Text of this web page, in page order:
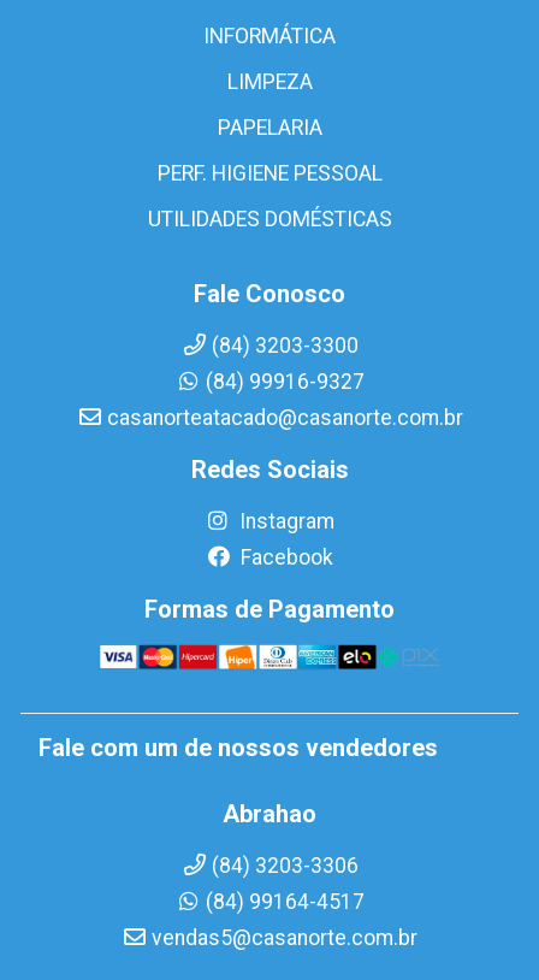
INFORMÁTICA
LIMPEZA
PAPELARIA
PERF. HIGIENE PESSOAL
UTILIDADES DOMÉSTICAS
Fale Conosco
(84) 3203-3300
(84) 99916-9327
casanorteatacado@casanorte.com.br
Redes Sociais
Instagram
Facebook
Formas de Pagamento
Fale com um de nossos vendedores
Abrahao
(84) 3203-3306
(84) 99164-4517
vendas5@casanorte.com.br